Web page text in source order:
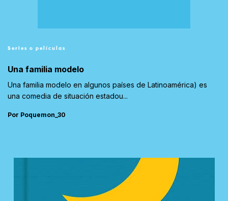
Series o películas
Una familia modelo
Una familia modelo en algunos países de Latinoamérica) es
una comedia de situación estadou...
Por Poquemon_30